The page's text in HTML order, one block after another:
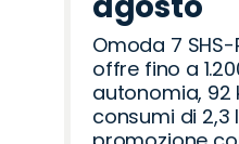
Omoda 7
offre fino a
autonomia, 92
consumi di 2,3